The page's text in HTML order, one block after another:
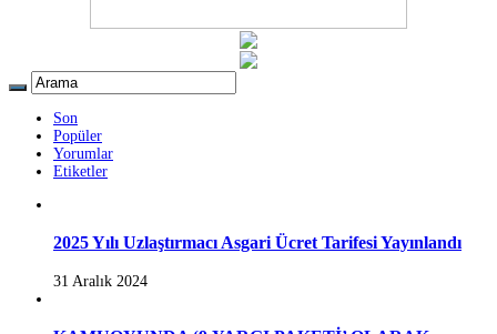
Son
Popüler
Yorumlar
Etiketler
2025 Yılı Uzlaştırmacı Asgari Ücret Tarifesi Yayınlandı
31 Aralık 2024